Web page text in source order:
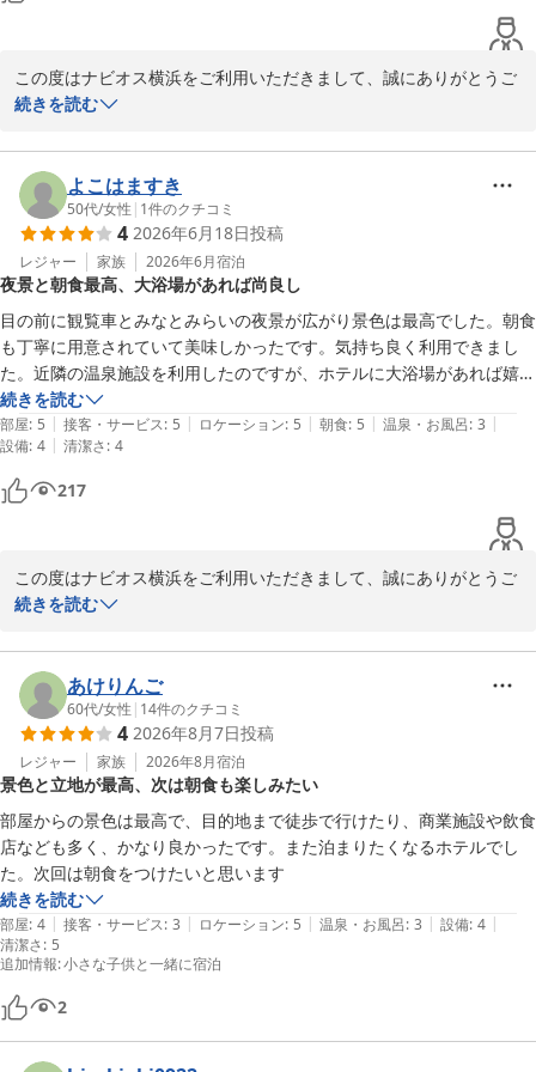
この度はナビオス横浜をご利用いただきまして、誠にありがとうご
ざいます。
ーにつきましては、大変好評をいただいております。オープン時間
の件は、検討させていただきます。
今後とも、より良いサービスをご提供できるよう努めてまいりま
す。
また横浜にお越しの際はぜひ当館をご利用くださいませ。
お客様のまたのご来館を心よりお待ち申し上げております。
ナビオス横浜
営業部営業課：戸田
ナビオス横浜
2026-06-27
続きを読む
よこはますき
50代/女性 | 1件のクチコミ
4 2026年6月18日投稿
レジャー 家族 2026年6月宿泊
夜景と朝食最高、大浴場があれば尚良し
目の前に観覧車とみなとみらいの夜景が広がり景色は最高でした。朝食
も丁寧に用意されていて美味しかったです。気持ち良く利用できまし
た。近隣の温泉施設を利用したのですが、ホテルに大浴場があれば嬉し
かったです。
続きを読む
部屋: 5 | 接客・サービス: 5 | ロケーション: 5 | 朝食: 5 | 温泉・お風呂: 3 |
設備: 4 | 清潔さ: 4
217
この度はナビオス横浜をご利用いただきまして、誠にありがとうご
ざいます。
より良いサービスをご提供できるよう努めてまいります。
また横浜にお越しの際はぜひ当館をご利用くださいませ。
お客様のまたのご来館を心よりお待ち申し上げております。
ナビオス横浜
営業部営業課：戸田
ナビオス横浜
2026-06-27
続きを読む
あけりんご
60代/女性 | 14件のクチコミ
4 2026年8月7日投稿
レジャー 家族 2026年8月宿泊
景色と立地が最高、次は朝食も楽しみたい
部屋からの景色は最高で、目的地まで徒歩で行けたり、商業施設や飲食
店なども多く、かなり良かったです。また泊まりたくなるホテルでし
た。次回は朝食をつけたいと思います
続きを読む
部屋: 4 | 接客・サービス: 3 | ロケーション: 5 | 温泉・お風呂: 3 | 設備: 4 |
清潔さ: 5
追加情報:小さな子供と一緒に宿泊
2